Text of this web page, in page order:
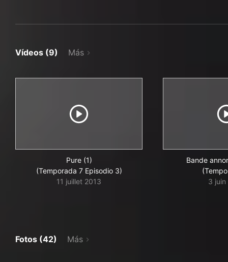
Vídeos (9) Más
Pure (1)
(Temporada 7 Episodio 3)
11 juillet 2013
Bande
3 juin
Fotos (42) Más